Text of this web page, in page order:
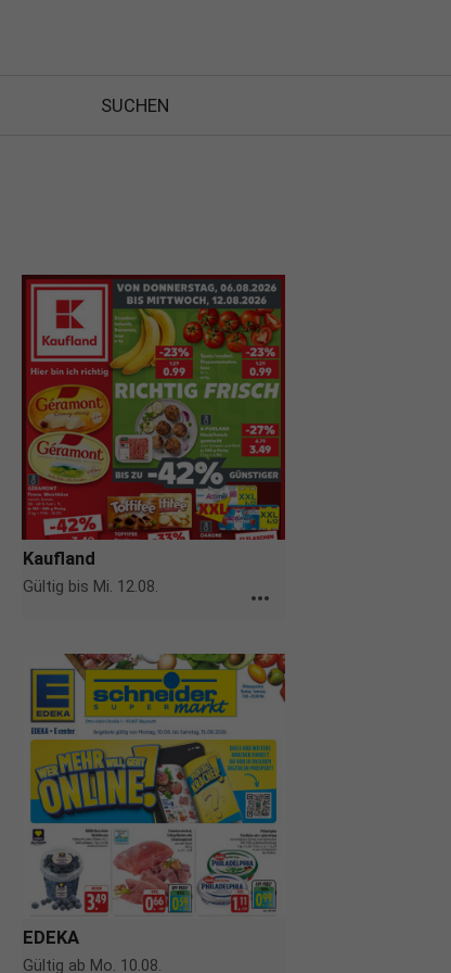
SUCHEN
Kaufland
Gültig bis Mi. 12.08. more_horiz
EDEKA
Gültig ab Mo. 10.08.